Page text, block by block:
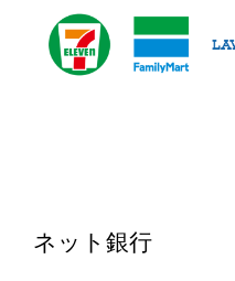
ネット銀行